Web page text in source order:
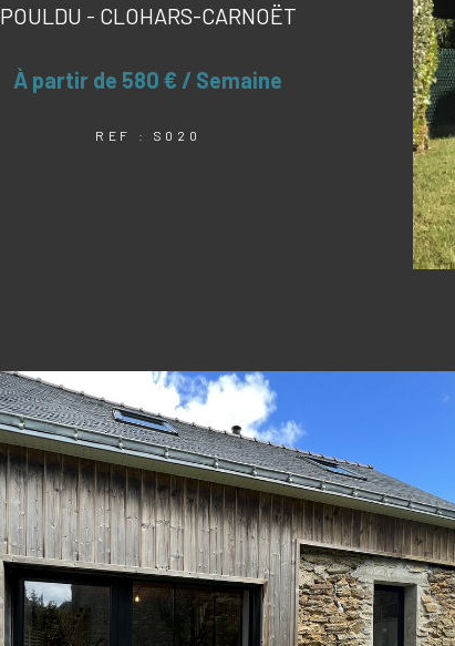
POULDU - CLOHARS-CARNOËT
À partir de 580 € / Semaine
REF : S020